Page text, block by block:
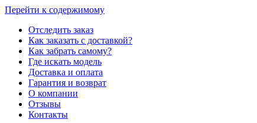
Перейти к содержимому
Отследить заказ
Как заказать с доставкой?
Как забрать самому?
Где искать модель
Доставка и оплата
Гарантия и возврат
О компании
Отзывы
Контакты